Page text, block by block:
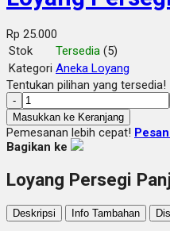
Rp 25.000
Stok
Tersedia (5)
Kategori Aneka Loyang
Tentukan pilihan yang tersedia!
-
Masukkan ke Keranjang
Pemesanan lebih cepat!
Bagikan ke
Loyang Persegi
Deskripsi Info Tambahan